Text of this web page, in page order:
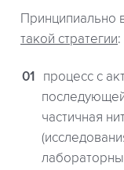
Принципиально
такой стратегии:
процесс с
частичная